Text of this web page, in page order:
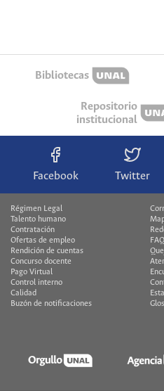
Bibliotecas
Repositorio
institucional
Facebook Twitter
Régimen Legal
Talento humano
Contratación
Ofertas de empleo
Rendición de cuentas
Concurso docente
Pago Virtual
Control interno
Calidad
Buzón de notificaciones
FAQ